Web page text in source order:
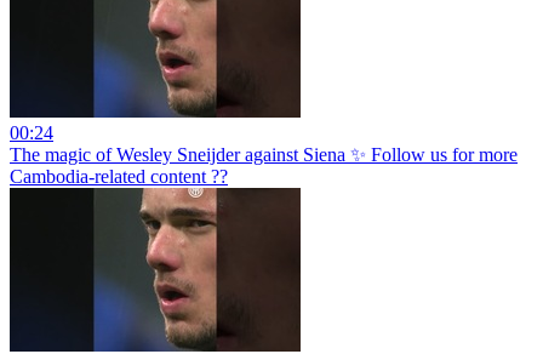
00:24
The magic of Wesley Sneijder against Siena ✨ Follow us for more
Cambodia-related content ??